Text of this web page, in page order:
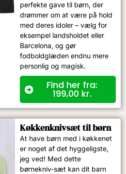
perfekte gave til børn, der
drømmer om at være på hold
med deres idoler – vælg for
eksempel landsholdet eller
Barcelona, og gør
fodboldglæden endnu mere
personlig og magisk.
Find her fra:
199,00 kr.
Køkkenknivsæt til børn
At have børn med i køkkenet
er noget af det hyggeligste,
jeg ved! Med dette
børnekniv-sæt kan dit barn